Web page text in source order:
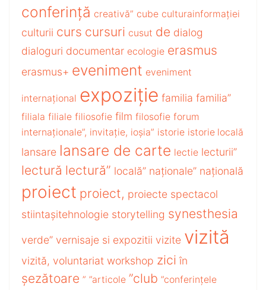
conferință creativă” cube culturainformației
culturii curs cursuri cusut de dialog
dialoguri documentar ecologie erasmus
erasmus+ eveniment eveniment
internațional expoziție familia familia”
filiala filiale filiosofie film filosofie forum
internaționale”, invitație, ioșia” istorie istorie locală
lansare lansare de carte lectie lecturii”
lectură lectură” locală” naționale” națională
proiect proiect, proiecte spectacol
stiintașitehnologie storytelling synesthesia
verde” vernisaje si expozitii vizite vizită
vizită, voluntariat workshop zici în
șezătoare ” ”articole ”club ”conferințele